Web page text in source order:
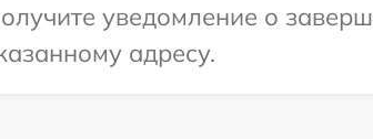
уведомление о
адресу.